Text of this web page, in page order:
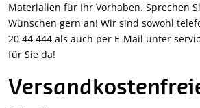
Materialien für Ihr Vorhaben. Sprechen
Wünschen gern an! Wir sind sowohl
20 44 444 als auch per E-Mail unter
für Sie da!